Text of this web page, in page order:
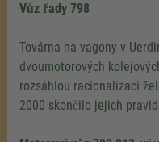
Vůz řady 798
Továrna na vagony v
dvoumotorových
rozsáhlou racionalizaci
2000 skončilo jejich